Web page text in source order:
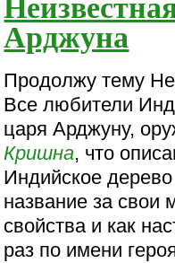
Арджуна
Продолжу тему
Все любители
царя Арджуну,
Кришна, что
Индийское
название за свои
свойства и как
раз по имени